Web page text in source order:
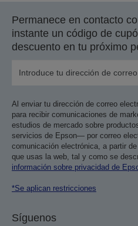
Permanece en contacto
instante un código de
descuento en tu próximo
Al enviar tu dirección de correo
para recibir comunicaciones de
estudios de mercado sobre
servicios de Epson— por correo
comunicación electrónica, a partir
que usas la web, tal y como se
información sobre privacidad de
*Se aplican restricciones
Síguenos